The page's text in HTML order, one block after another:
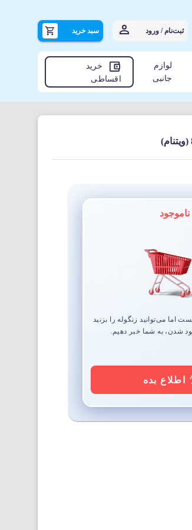
ثبت‌نام / ورود سبد خرید
لوازم
جانبی
خرید
اقساطی
ناموجود
اما می‌توانید زنگوله را بزنید
شدن، به شما خبر دهیم.
اطلاع بده